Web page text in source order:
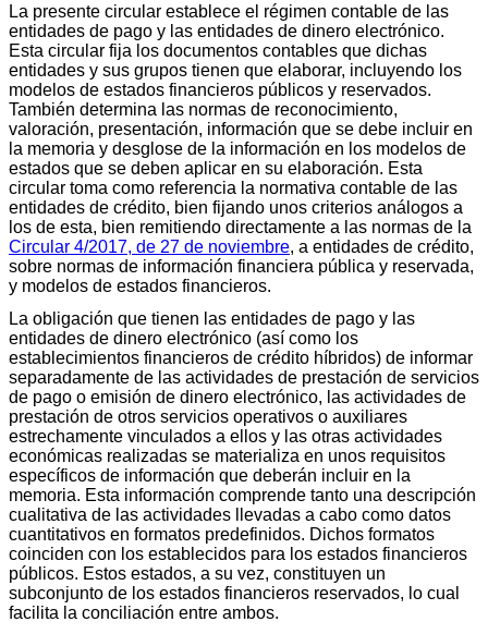
La presente circular establece el régimen contable de las
entidades de pago y las entidades de dinero electrónico.
Esta circular fija los documentos contables que dichas
entidades y sus grupos tienen que elaborar, incluyendo los
modelos de estados financieros públicos y reservados.
También determina las normas de reconocimiento,
valoración, presentación, información que se debe incluir en
la memoria y desglose de la información en los modelos de
estados que se deben aplicar en su elaboración. Esta
circular toma como referencia la normativa contable de las
entidades de crédito, bien fijando unos criterios análogos a
los de esta, bien remitiendo directamente a las normas de la
Circular 4/2017, de 27 de noviembre, a entidades de crédito,
sobre normas de información financiera pública y reservada,
y modelos de estados financieros.
La obligación que tienen las entidades de pago y las
entidades de dinero electrónico (así como los
establecimientos financieros de crédito híbridos) de informar
separadamente de las actividades de prestación de servicios
de pago o emisión de dinero electrónico, las actividades de
prestación de otros servicios operativos o auxiliares
estrechamente vinculados a ellos y las otras actividades
económicas realizadas se materializa en unos requisitos
específicos de información que deberán incluir en la
memoria. Esta información comprende tanto una descripción
cualitativa de las actividades llevadas a cabo como datos
cuantitativos en formatos predefinidos. Dichos formatos
coinciden con los establecidos para los estados financieros
públicos. Estos estados, a su vez, constituyen un
subconjunto de los estados financieros reservados, lo cual
facilita la conciliación entre ambos.